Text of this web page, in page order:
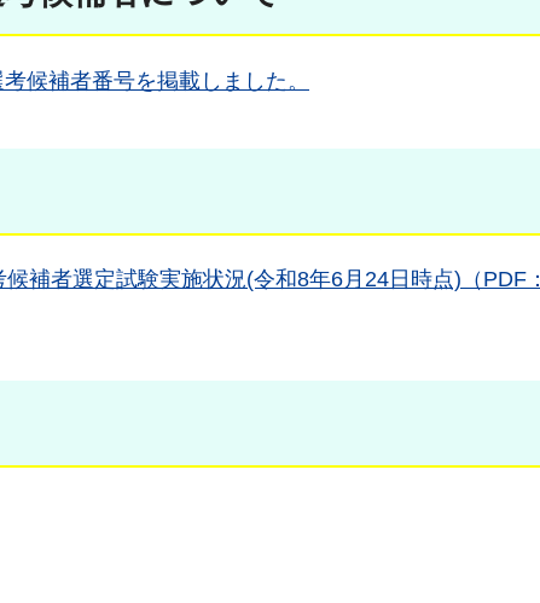
候補者番号を掲載しました。
補者選定試験実施状況(令和8年6月24日時点)（PDF：